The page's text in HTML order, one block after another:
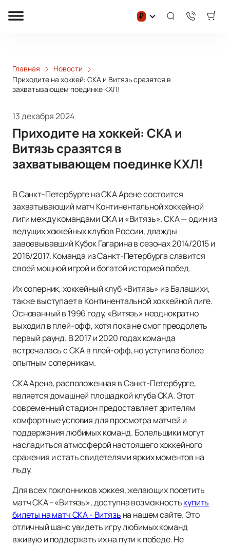
₽
Главная
Новости
Приходите на хоккей: СКА и Витязь сразятся в
захватывающем поединке КХЛ!
13 декабря 2024
Приходите на хоккей: СКА и
Витязь сразятся в
захватывающем поединке КХЛ!
В Санкт-Петербурге на СКА Арене состоится
захватывающий матч Континентальной хоккейной
лиги между командами СКА и «Витязь». СКА — один из
ведущих хоккейных клубов России, дважды
завоевывавший Кубок Гагарина в сезонах 2014/2015 и
2016/2017. Команда из Санкт-Петербурга славится
своей мощной игрой и богатой историей побед.
Их соперник, хоккейный клуб «Витязь» из Балашихи,
также выступает в Континентальной хоккейной лиге.
Основанный в 1996 году, «Витязь» неоднократно
выходил в плей-офф, хотя пока не смог преодолеть
первый раунд. В 2017 и 2020 годах команда
встречалась с СКА в плей-офф, но уступила более
опытным соперникам.
СКА Арена, расположенная в Санкт-Петербурге,
является домашней площадкой клуба СКА. Этот
современный стадион предоставляет зрителям
комфортные условия для просмотра матчей и
поддержания любимых команд. Болельщики могут
насладиться атмосферой настоящего хоккейного
сражения и стать свидетелями ярких моментов на
льду.
Для всех поклонников хоккея, желающих посетить
матч СКА - «Витязь», доступна возможностькупить
билеты на матч СКА - Витязь на нашем сайте. Это
отличный шанс увидеть игру любимых команд
вживую и поддержать их на пути к победе. Не